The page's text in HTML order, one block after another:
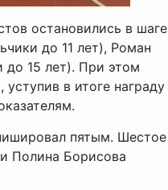
остановились в шаге
до 11 лет), Роман
до 15 лет). При этом
в итоге награду
пятым. Шестое
Полина Борисова